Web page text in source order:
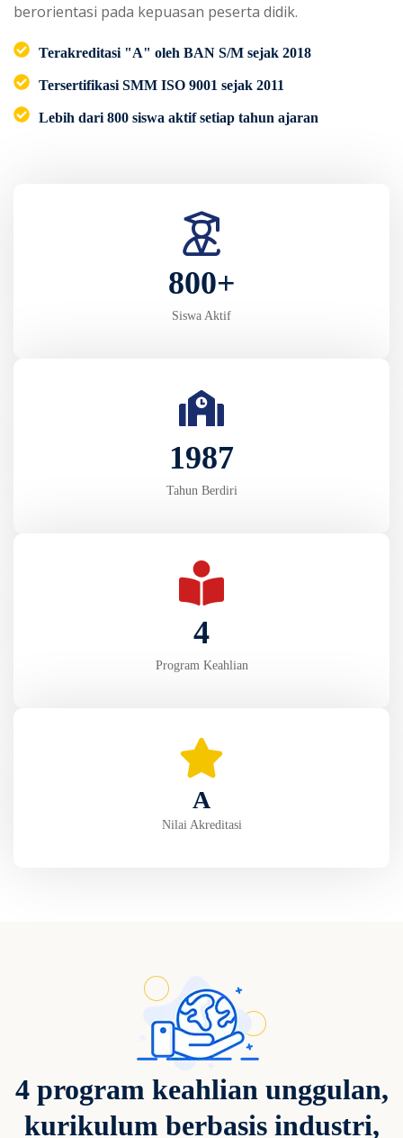
berorientasi pada kepuasan peserta didik.
Terakreditasi "A" oleh BAN S/M sejak 2018
Tersertifikasi SMM ISO 9001 sejak 2011
Lebih dari 800 siswa aktif setiap tahun ajaran
800+
Siswa Aktif
1987
Tahun Berdiri
4
Program Keahlian
A
Nilai Akreditasi
4 program keahlian unggulan,
kurikulum berbasis industri,